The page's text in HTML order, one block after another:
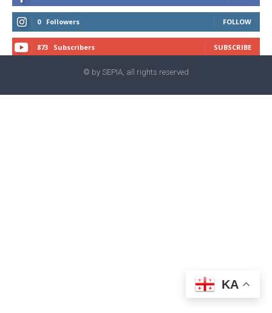
0 Followers FOLLOW
873 Subscribers SUBSCRIBE
© by SEPIA, all rights reserved
KA